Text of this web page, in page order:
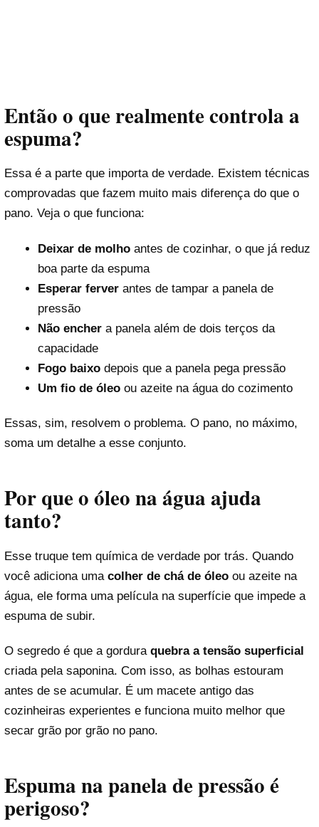
Então o que realmente controla a
espuma?
Essa é a parte que importa de verdade. Existem técnicas
comprovadas que fazem muito mais diferença do que o
pano. Veja o que funciona:
Deixar de molhoantes de cozinhar, o que já reduz
boa parte da espuma
Esperar ferverantes de tampar a panela de
pressão
Não enchera panela além de dois terços da
capacidade
Fogo baixodepois que a panela pega pressão
Um fio de óleoou azeite na água do cozimento
Essas, sim, resolvem o problema. O pano, no máximo,
soma um detalhe a esse conjunto.
Por que o óleo na água ajuda
tanto?
Esse truque tem química de verdade por trás. Quando
você adiciona uma colher de chá de óleo ou azeite na
água, ele forma uma película na superfície que impede a
espuma de subir.
O segredo é que a gordura quebra a tensão superficial
criada pela saponina. Com isso, as bolhas estouram
antes de se acumular. É um macete antigo das
cozinheiras experientes e funciona muito melhor que
secar grão por grão no pano.
Espuma na panela de pressão é
perigoso?